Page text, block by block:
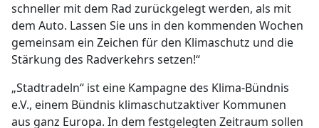
schneller mit dem Rad zurückgelegt werden, als mit
dem Auto. Lassen Sie uns in den kommenden Wochen
gemeinsam ein Zeichen für den Klimaschutz und die
Stärkung des Radverkehrs setzen!“
„Stadtradeln“ ist eine Kampagne des Klima-Bündnis
e.V., einem Bündnis klimaschutzaktiver Kommunen
aus ganz Europa. In dem festgelegten Zeitraum sollen